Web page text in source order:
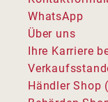
WhatsApp
Über uns
Ihre Karriere
Händler Shop